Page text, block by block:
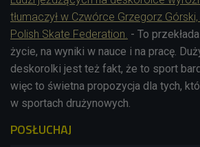
tłumaczył w Czwórce Grzegorz
Polish Skate Federation. - To
życie, na wyniki w nauce i na pracę.
deskorolki jest też fakt, że to sport
więc to świetna propozycja dla tych,
w sportach drużynowych.
POSŁUCHAJ